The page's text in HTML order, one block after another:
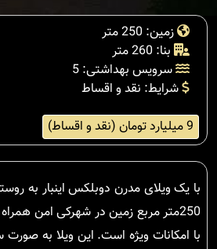
زمین: 250 متر
بنا: 260 متر
سرویس بهداشتی: 5
شرایط: نقد و اقساط
9 میلیارد تومان (نقد و اقساط)
با امکانات ویژه است. این ویلا به